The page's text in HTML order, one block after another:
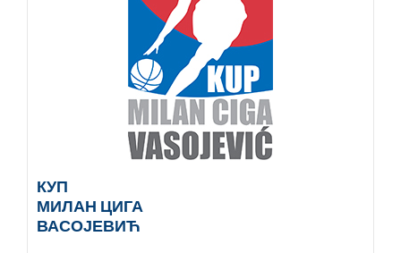
КУП
МИЛАН ЦИГА
ВАСОЈЕВИЋ